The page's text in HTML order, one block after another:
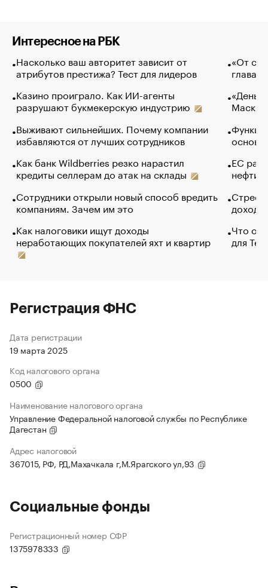
Интересное на РБК
Насколько ваш авторитет зависит от
атрибутов престижа? Тест для лидеров
Казино проиграло. Как ИИ-агенты
разрушают букмекерскую индустрию
Выживают сильнейших. Почему компании
избавляются от лучших сотрудников
Как банк Wildberries резко нарастил
кредиты селлерам до атак на склады
Сотрудники открыли новый способ вредить
компаниям. Зачем им это
Как налоговики ищут доходы
неработающих покупателей яхт и квартир
«От
глава
Маск в
основ
ЕС
нефти
Что
для
Регистрация ФНС
Дата регистрации
19 марта 2025
Код налогового органа
0500
Наименование налогового органа
Управление Федеральной налоговой службы по Республике
Дагестан
Адрес налоговой
367015, РФ, РД,Махачкала г,М.Ярагского ул,93
Социальные фонды
Регистрационный номер СФР
1375978333